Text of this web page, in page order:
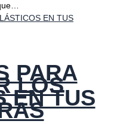
PARA
LOS
EN TUS